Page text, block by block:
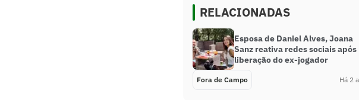
RELACIONADAS
Esposa de Daniel Alves, Joana
Sanz reativa redes sociais após
liberação do ex-jogador
Fora de Campo Há 2